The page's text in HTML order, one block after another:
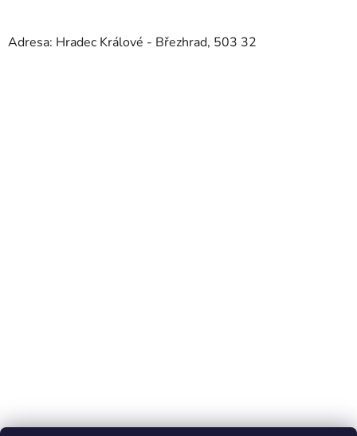
Adresa: Hradec Králové - Březhrad, 503 32